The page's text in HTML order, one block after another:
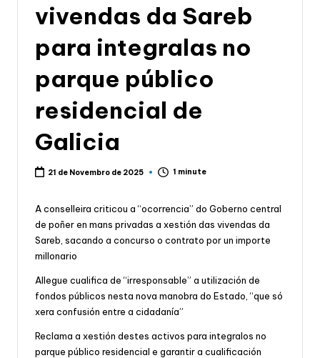
vivendas da Sareb
para integralas no
parque público
residencial de
Galicia
21 de Novembro de 2025 1 minute
A conselleira criticou a “ocorrencia” do Goberno central
de poñer en mans privadas a xestión das vivendas da
Sareb, sacando a concurso o contrato por un importe
millonario
Allegue cualifica de “irresponsable” a utilización de
fondos públicos nesta nova manobra do Estado, “que só
xera confusión entre a cidadanía”
Reclama a xestión destes activos para integralos no
parque público residencial e garantir a cualificación